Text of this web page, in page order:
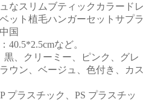
なスリムブティックカラードレ
ット植毛ハンガーセットサプラ
国
40.5*2.5cmなど。
黒、クリーミー、ピンク、グレ
ウン、ベージュ、色付き、カス
プラスチック、PS プラスチッ